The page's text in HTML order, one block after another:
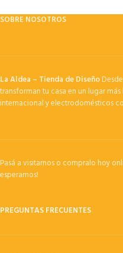
SOBRE NOSOTROS
La Aldea – Tienda de Diseño
transforman tu casa en un lugar
internacional y electrodomésticos
Pasá a visitarnos o compralo hoy
esperamos!
PREGUNTAS FRECUENTES